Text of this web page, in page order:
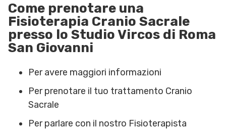
Come prenotare una
Fisioterapia Cranio Sacrale
presso lo Studio Vircos di Roma
San Giovanni
Per avere maggiori informazioni
Per prenotare il tuo trattamento Cranio
Sacrale
Per parlare con il nostro Fisioterapista